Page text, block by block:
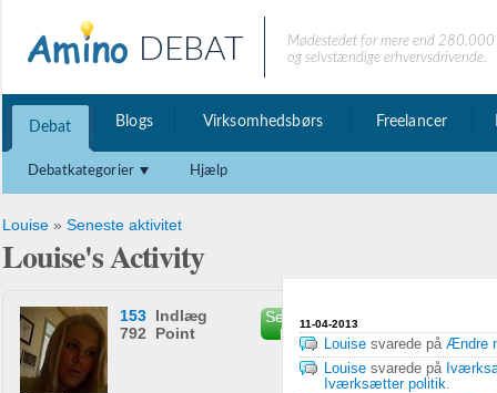
DEBAT
Mødestedet for mere end
og selvstændige erhvervsdrivende.
Debat Blogs Virksomhedsbørs Freelancer
Debatkategorier Hjælp
Louise » Seneste aktivitet
Louise's Activity
153 Indlæg
792 Point
Send privat
besked
11-04-2013
Louise svarede på Ændre
Louise svarede på
Iværksætter politik.